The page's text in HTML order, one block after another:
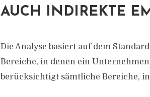
AUCH INDIREKTE
Die Analyse basiert auf dem
Bereiche, in denen ein
berücksichtigt sämtliche Bereiche,